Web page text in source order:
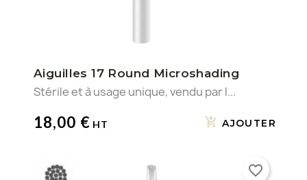
Aiguilles 17 Round Microshading
Stérile et à usage unique, vendu par l...
18,00 € AJOUTER
favorite_border